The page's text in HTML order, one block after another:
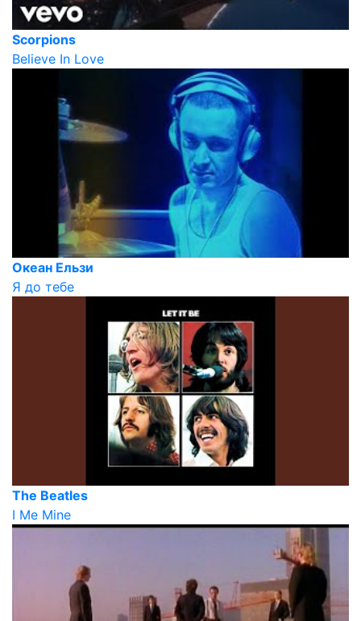
Scorpions
Believe In Love
Океан Ельзи
Я до тебе
The Beatles
I Me Mine